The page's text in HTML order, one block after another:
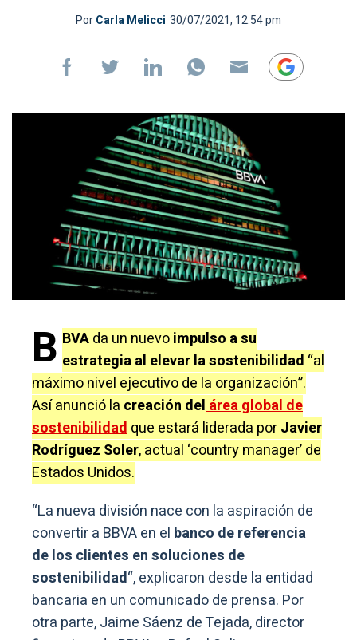
PorCarla Melicci 30/07/2021, 12:54 pm
B BVAda un nuevoimpulso a su
estrategia al elevar la sostenibilidad “al
máximo nivel ejecutivo de la organización”.
Así anunció la creación delárea global de
sostenibilidadque estará liderada porJavier
Rodríguez Soler, actual ‘country manager’ de
Estados Unidos.
“La nueva división nace con la aspiración de
convertir a BBVA en el banco de referencia
de los clientes en soluciones de
sostenibilidad“, explicaron desde la entidad
bancaria en un comunicado de prensa. Por
otra parte, Jaime Sáenz de Tejada, director